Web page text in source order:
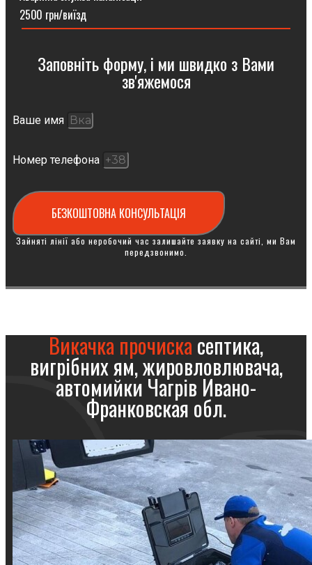
2500 грн/виїзд
Заповніть форму, і ми швидко з Вами
зв'яжемося
Ваше имя
Номер телефона
БЕЗКОШТОВНА КОНСУЛЬТАЦІЯ
Зайняті лінії або неробочий час залишайте заявку на сайті, ми Вам
передзвонимо.
Викачка прочискасептика,
вигрібних ям, жировловлювача,
автомийки Чагрів Ивано-
Франковская обл.